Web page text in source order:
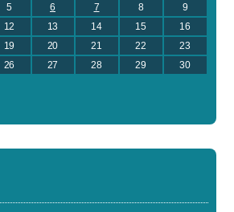
5 6 7 8
9
12 13 14 15
16
19 20 21 22
23
26 27 28 29
30